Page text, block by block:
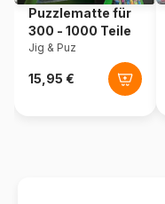
Puzzlematte für
300 - 1000 Teile
Jig & Puz